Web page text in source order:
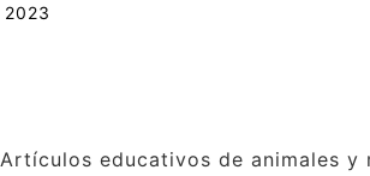
2023
Artículos educativos de animales y